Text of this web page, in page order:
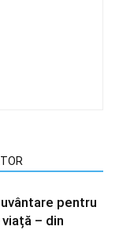
pentru
– din